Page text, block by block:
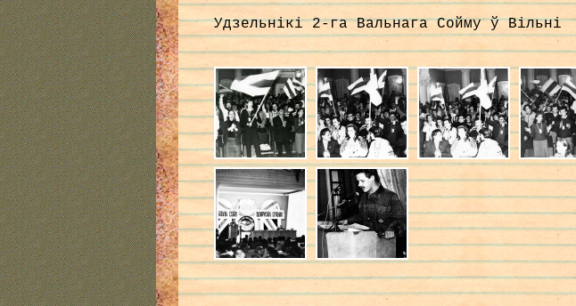
Удзельнікі 2-га Вальнага Сойму ў Вільні